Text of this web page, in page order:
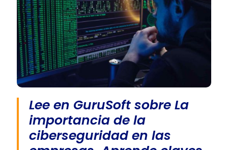
Lee en GuruSoft sobre La
importancia de la
ciberseguridad en las